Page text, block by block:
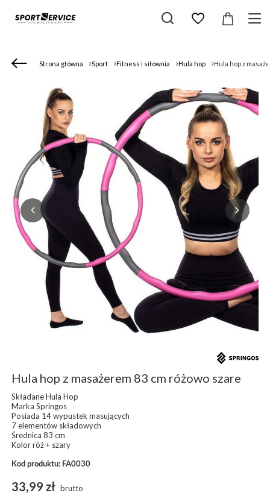
Strona główna Sport Fitness i siłownia Hula hop Hula hop z
Hula hop z masażerem 83 cm różowo szare
Składane Hula Hop
Marka Springos
Posiada 14 wypustek masujących
7 elementów składowych
Średnica 83 cm
Kolor róż + szary
Kod produktu: FA0030
33,99 zł brutto